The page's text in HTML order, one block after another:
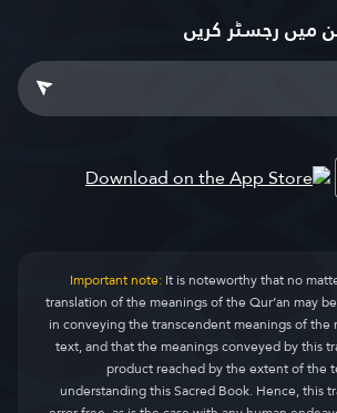
میں رجسٹر کریں
Important note:It is noteworthy that no
translation of the meanings of the Qur’an may
in conveying the transcendent meanings of the
text, and that the meanings conveyed by this
product reached by the extent of the
understanding this Sacred Book. Hence, this